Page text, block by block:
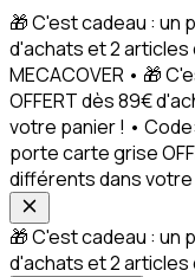
🎁 C'est cadeau : un
d'achats et 2
MECACOVER • 🎁
OFFERT dès 89€
votre panier ! •
porte carte grise
différents dans votre
🎁 C'est cadeau : un
d'achats et 2